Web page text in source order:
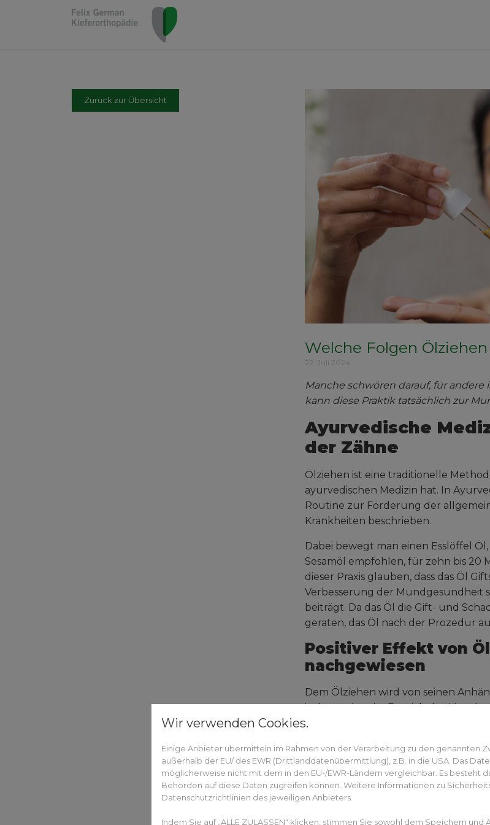
Zurück zur Übersicht
Welche Folgen
22. Juli 2024
Manche schwören darauf, für
kann diese Praktik tatsächlich zur
Ayurvedische
der Zähne
Ölziehen ist eine traditionelle
ayurvedischen Medizin hat. In
Routine zur Förderung der
Krankheiten beschrieben.
Dabei bewegt man einen Esslöffel
Sesamöl empfohlen, für zehn bis
dieser Praxis glauben, dass das Öl
Verbesserung der Mundgesundheit
beiträgt. Da das Öl die Gift- und
geraten, das Öl nach der Prozedur
Positiver Effekt von
nachgewiesen
Dem Ölziehen wird von seinen
insbesondere im Bereich der
gehören wie weniger
Herzproblemen, Kopfschmerzen
Beeinträchtigungen soll diese
vergangenen Jahren auch in
Netzwerken und entsprechenden
Kontexten vorgestellt und
Wir verwenden Cookies.
Einige Anbieter übermitteln im Rahmen von der Verarbeitung zu den genannten
außerhalb der EU/ des EWR (Drittlanddatenübermittlung), z.B. in die USA. Das
möglicherweise nicht mit dem in den EU-/EWR-Ländern vergleichbar. Es besteht
Behörden auf diese Daten zugreifen können. Weitere Informationen zu
Datenschutzrichtlinien des jeweiligen Anbieters.
Indem Sie auf „ALLE ZULASSEN" klicken, stimmen Sie sowohl dem Speichern